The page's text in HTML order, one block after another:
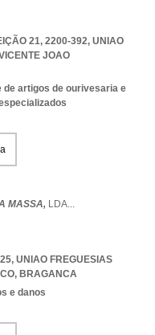
21, 2200-392, UNIAO
JOAO
de artigos de ourivesaria e
MASSA, LDA...
, UNIAO FREGUESIAS
, BRAGANCA
e danos